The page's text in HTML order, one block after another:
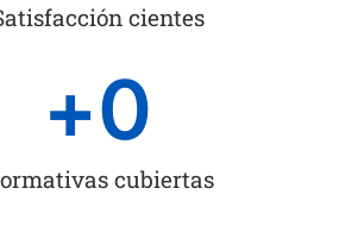
cientes
cubiertas
+0